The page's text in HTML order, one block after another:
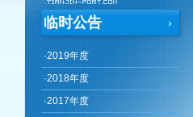
临时公告
·2019年度
·2018年度
·2017年度